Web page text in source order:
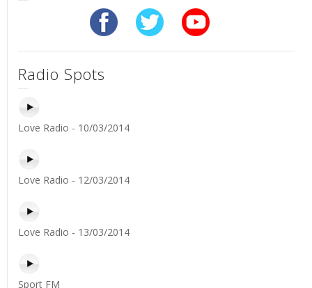
Radio Spots
Love Radio - 10/03/2014
Love Radio - 12/03/2014
Love Radio - 13/03/2014
Sport FM